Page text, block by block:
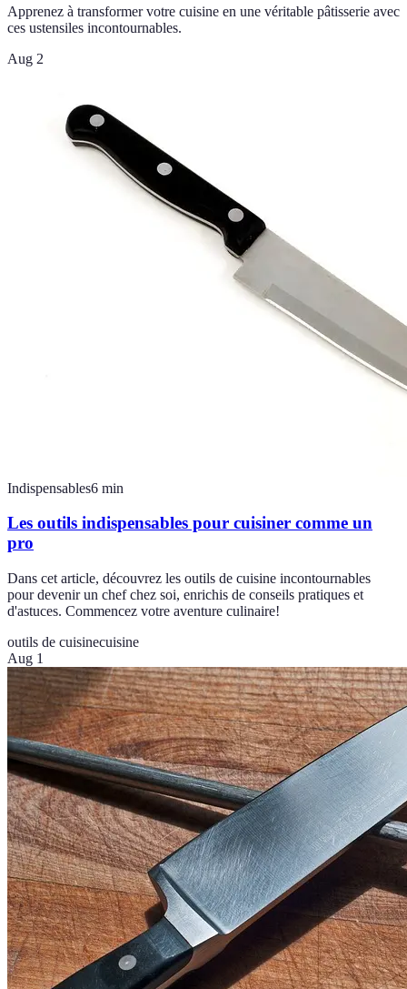
Apprenez à transformer votre cuisine en une véritable pâtisserie avec
ces ustensiles incontournables.
Aug 2
Indispensables6 min
Les outils indispensables pour cuisiner comme un
pro
Dans cet article, découvrez les outils de cuisine incontournables
pour devenir un chef chez soi, enrichis de conseils pratiques et
d'astuces. Commencez votre aventure culinaire!
outils de cuisinecuisine
Aug 1